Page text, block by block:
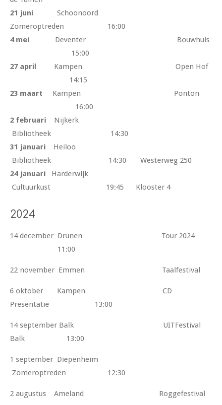
21 juni
Schoonoord
Zomeroptreden 16:00
4 mei Deventer Bouwhuis
15:00
27 april
Kampen Open Hof
14:15
23 maart
Kampen Ponton
16:00
2 februari Nijkerk
Bibliotheek 14:30
31 januari Heiloo
Bibliotheek 14:30
Westerweg 250
24 januari Harderwijk
Cultuurkust 19:45 Klooster 4
2024
14 december Drunen Tour 2024
11:00
22 november Emmen Taalfestival
6 oktober Kampen CD
Presentatie 13:00
14 september Balk UITFestival
Balk 13:00
1 september Diepenheim
Zomeroptreden 12:30
2 augustus Ameland Roggefestival